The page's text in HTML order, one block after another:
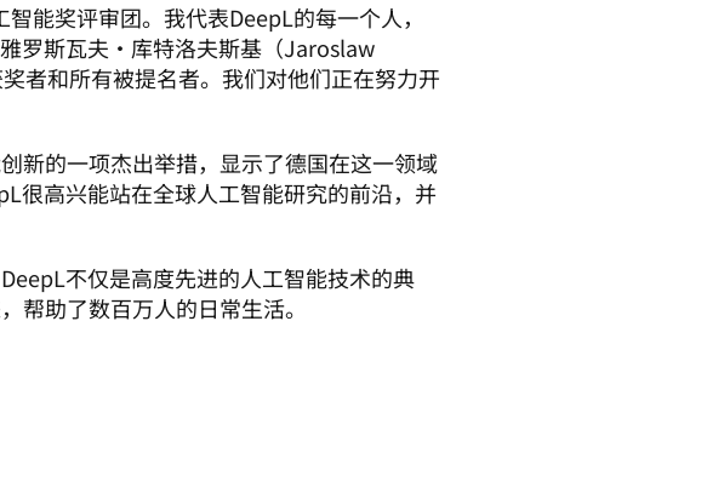
能奖评审团。我代表DeepL的每一个人，
罗斯瓦夫·库特洛夫斯基（Jaroslaw
者和所有被提名者。我们对他们正在努力开
新的一项杰出举措，显示了德国在这一领域
很高兴能站在全球人工智能研究的前沿，并
不仅是高度先进的人工智能技术的典
帮助了数百万人的日常生活。